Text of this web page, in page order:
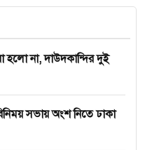
হলো না, দাউদকান্দির দুই
সভায় অংশ নিতে ঢাকা